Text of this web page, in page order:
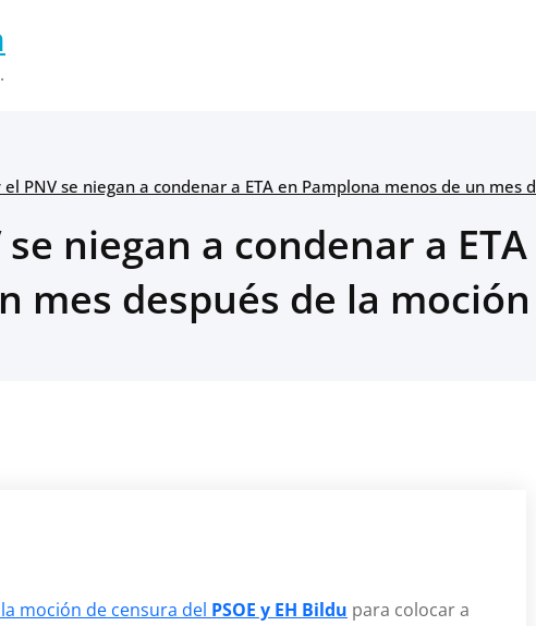
el PNV se niegan a condenar a ETA en Pamplona menos de un mes
se niegan a condenar a
mes después de la
moción de censura del PSOE y EH Bildu para colocar a